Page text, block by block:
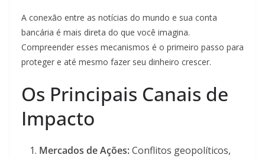
A conexão entre as notícias do mundo e sua conta
bancária é mais direta do que você imagina.
Compreender esses mecanismos é o primeiro passo para
proteger e até mesmo fazer seu dinheiro crescer.
Os Principais Canais de
Impacto
Mercados de Ações:Conflitos geopolíticos,